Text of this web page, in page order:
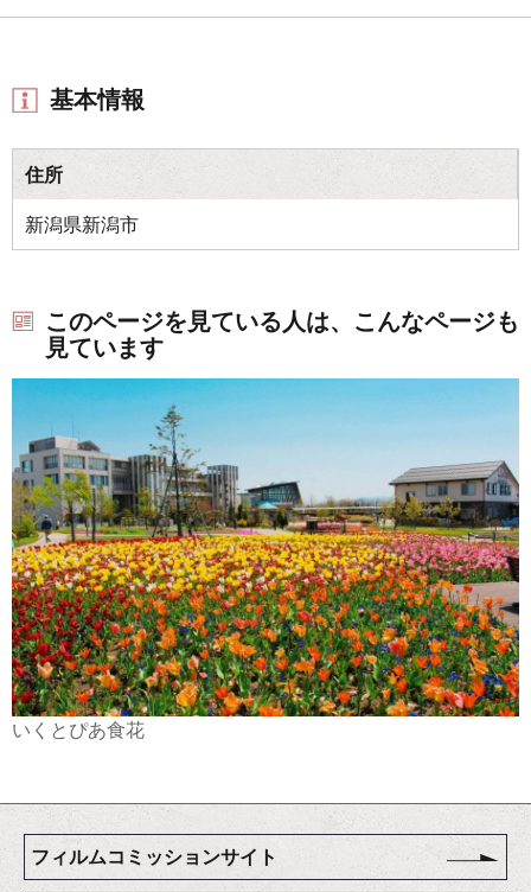
基本情報
住所
新潟県新潟市
このページを見ている人は、こんなページも
見ています
いくとぴあ食花
フィルムコミッションサイト